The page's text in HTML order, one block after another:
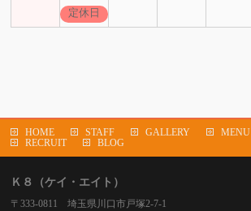
定休日
HOME STAFF GALLERY MENU
RECRUIT
BLOG
Ｋ８（ケイ・エイト）
〒333-0811 埼玉県川口市戸塚2-7-1